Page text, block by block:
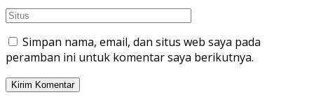
Simpan nama, email, dan situs web saya pada
peramban ini untuk komentar saya berikutnya.